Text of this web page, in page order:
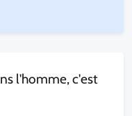
l'homme, c'est